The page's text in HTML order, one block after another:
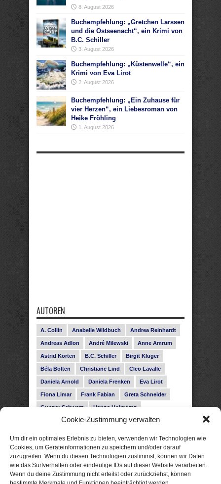
Cookie-Zustimmung verwalten
Um dir ein optimales Erlebnis zu bieten, verwenden wir Technologien wie
Cookies, um Geräteinformationen zu speichern und/oder darauf
zuzugreifen. Wenn du diesen Technologien zustimmst, können wir Daten
wie das Surfverhalten oder eindeutige IDs auf dieser Website verarbeiten.
Wenn du deine Zustimmung nicht erteilst oder zurückziehst, können
8. August 2026
Buchempfehlung: „Gretchen Larssen
und die Ostseenacht“, ein Krimi von
B.C. Schiller
3. August 2026
Buchempfehlung: „Küstenwelle“, ein
Krimi von Eva Lirot
2. August 2026
Buchempfehlung: „Ein Zuhause für
vier Herzen“, ein Liebesroman von
Heike Fröhling
1. August 2026
AUTOREN
A. Collin Anabelle Wildbuch Andrea Reinhardt
Andreas Adlon André Milewski Anne Amrum
Astrid Korten B.C. Schiller Birgit Kluger
Béla Bolten Christiane Lind Cleo Lavalle
Daniela Arnold Daniela Frenken Eva Lirot
Fiona Limar Frank Fabian Greta Schneider
Gunnar Schwarz Hanna Holmgren
Heike Fröhling Ina Glahe Ivo Pala J. Vellguth
Leonie Haubrich Lilly Labord Livia Pipes
Malin Blunk Marcus Hünnebeck Martin Krist
Melisa Schwermer Nele Bruun Nika Lubitsch